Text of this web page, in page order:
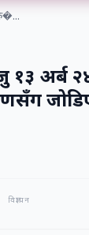
१३ अर्ब
विज्ञापन